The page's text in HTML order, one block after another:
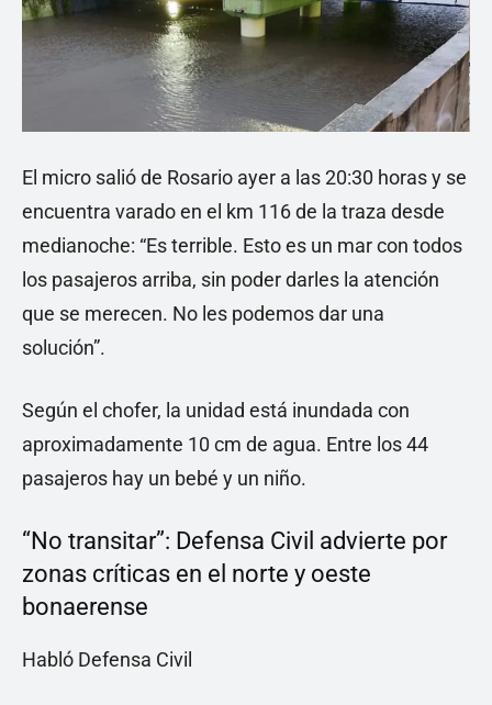
El micro salió de Rosario ayer a las 20:30 horas y se
encuentra varado en el km 116 de la traza desde
medianoche: “Es terrible. Esto es un mar con todos
los pasajeros arriba, sin poder darles la atención
que se merecen. No les podemos dar una
solución”.
Según el chofer, la unidad está inundada con
aproximadamente 10 cm de agua. Entre los 44
pasajeros hay un bebé y un niño.
“No transitar”: Defensa Civil advierte por
zonas críticas en el norte y oeste
bonaerense
Habló Defensa Civil